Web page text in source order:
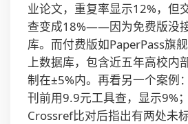
业论文，重复率显示12%，但
查变成18%——因为免费版没
库。而付费版如PaperPass旗
上数据库，包含近五年高校内
制在±5%内。再看另一个案例
刊前用9.9元工具查，显示9%
Crossref比对后指出有两处未